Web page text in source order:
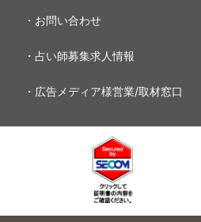
・お問い合わせ
・占い師募集求人情報
・広告メディア様営業/取材窓口